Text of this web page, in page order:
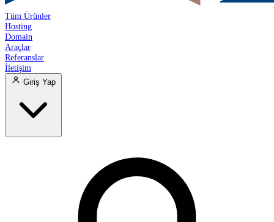
Tüm Ürünler
Hosting
Domain
Araçlar
Referanslar
İletişim
Giriş Yap